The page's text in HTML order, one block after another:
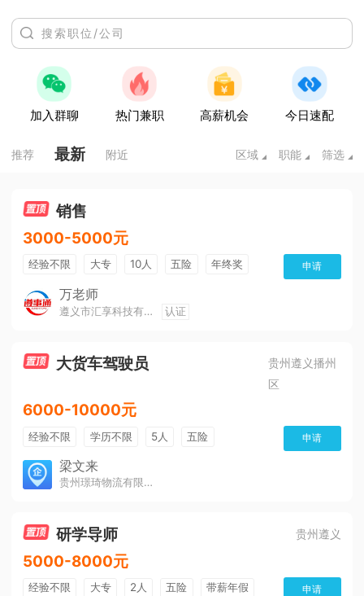
加入群聊 热门兼职 高薪机会 今日速配
推荐 最新 附近 区域 职能 筛选
销售
3000-5000元
经验不限 大专 10人 五险
年终奖
公费旅游
免费培训
美女多
帅哥多 全勤奖 有补助
申请
万老师
遵义市汇享科技有限公司 认证
大货车驾驶员
贵州遵义播州
区
6000-10000元
经验不限 学历不限 5人
五险
免费培训
包住宿
申请
梁文来
贵州璟琦物流有限公司
研学导师 贵州遵义
5000-8000元
经验不限 大专 2人 五险
带薪年假
申请